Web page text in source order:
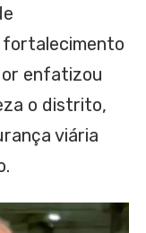
enfatizou
o distrito,
viária